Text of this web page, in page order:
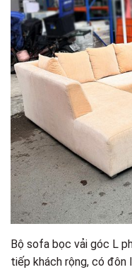
Bộ sofa bọc vải góc L
tiếp khách rộng, có đôn